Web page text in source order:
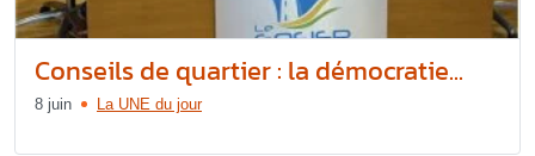
Conseils de quartier : la démocratie...
8 juin La UNE du jour